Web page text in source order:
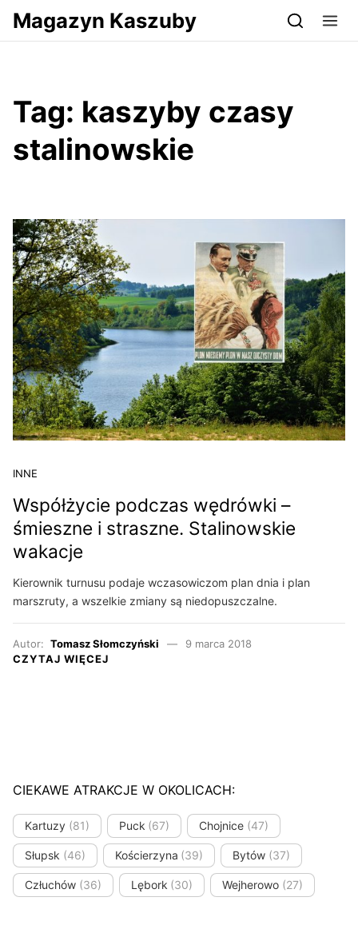
Przejdź do serwisu magazynkaszuby.pl
Magazyn Kaszuby
Tag: kaszyby czasy
stalinowskie
INNE
Współżycie podczas wędrówki –
śmieszne i straszne. Stalinowskie
wakacje
Kierownik turnusu podaje wczasowiczom plan dnia i plan
marszruty, a wszelkie zmiany są niedopuszczalne.
Autor: Tomasz Słomczyński
9 marca 2018
CZYTAJ WIĘCEJ
CIEKAWE ATRAKCJE W OKOLICACH:
Kartuzy (81) Puck (67) Chojnice (47)
Słupsk (46) Kościerzyna (39) Bytów (37)
Człuchów (36) Lębork (30) Wejherowo (27)